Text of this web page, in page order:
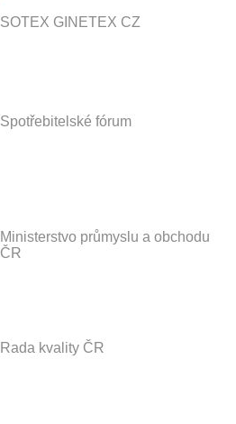
SOTEX GINETEX CZ
Spotřebitelské fórum
Ministerstvo průmyslu a obchodu
ČR
Rada kvality ČR